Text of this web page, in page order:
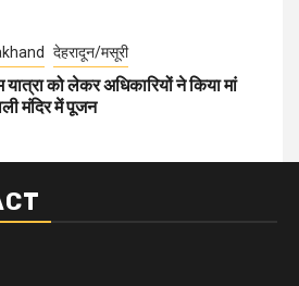
देहरादून/मसूरी
यात्रा को लेकर अधिकारियों ने किया मां
मंदिर में पूजन